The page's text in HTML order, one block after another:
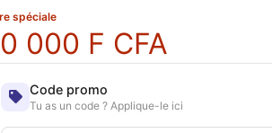
spéciale
000 F CFA
Code promo
Tu as un code ? Applique-le ici